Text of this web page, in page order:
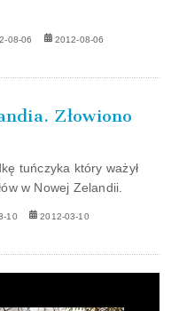
08-06 2012-08-06
Złowiono
tuńczyka który ważył
w Nowej Zelandii.
10 2012-03-10